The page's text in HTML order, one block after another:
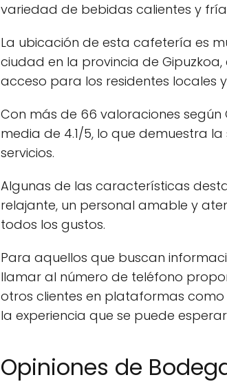
variedad de bebidas calientes y
La ubicación de esta cafetería es
ciudad en la provincia de Gipuzkoa,
acceso para los residentes locales
Con más de 66 valoraciones
media de 4.1/5, lo que demuestra
servicios.
Algunas de las características
relajante, un personal amable y
todos los gustos.
Para aquellos que buscan
llamar al número de teléfono
otros clientes en plataformas como
la experiencia que se puede
Opiniones de